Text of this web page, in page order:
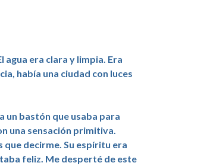
agua era clara y limpia. Era
había una ciudad con luces
un bastón que usaba para
una sensación primitiva.
decirme. Su espíritu era
feliz. Me desperté de este